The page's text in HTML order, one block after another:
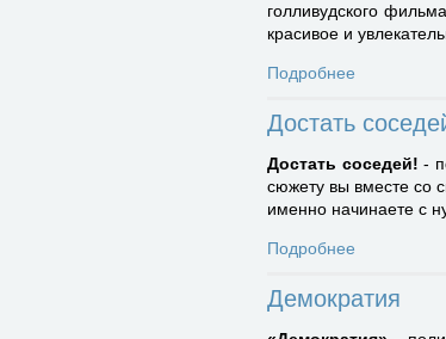
голливудского
красивое и
Подробнее
Достать
Достать соседей! -
сюжету вы вместе со
именно начинаете с
Подробнее
Демократия